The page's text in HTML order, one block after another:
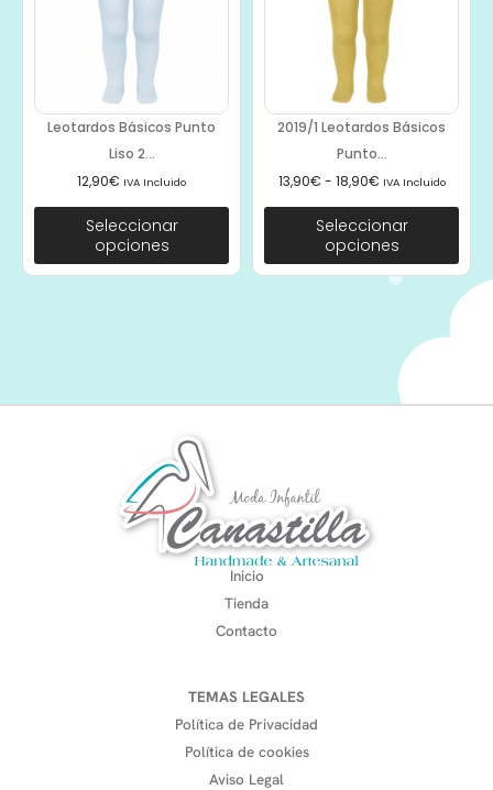
Leotardos Básicos Punto
Liso 2...
12,90€ IVA Incluido
Seleccionar
opciones
2019/1 Leotardos Básicos
Punto...
13,90€ - 18,90€ IVA Incluido
Seleccionar
opciones
Inicio
Tienda
Contacto
TEMAS LEGALES
Política de Privacidad
Política de cookies
Aviso Legal